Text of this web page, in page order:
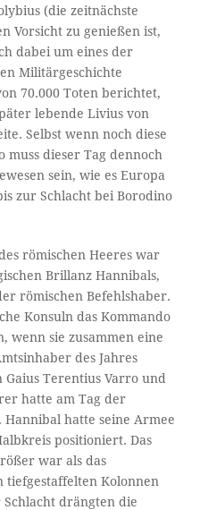
(die zeitnächste
Vorsicht zu genießen ist,
dabei um eines der
Militärgeschichte
70.000 Toten berichtet,
lebende Livius von
Selbst wenn noch diese
muss dieser Tag dennoch
sein, wie es Europa
zur Schlacht bei Borodino
römischen Heeres war
Brillanz Hannibals,
römischen Befehlshaber.
Konsuln das Kommando
wenn sie zusammen eine
des Jahres
Terentius Varro und
hatte am Tag der
Hannibal hatte seine Armee
positioniert. Das
war als das
tiefgestaffelten Kolonnen
drängten die